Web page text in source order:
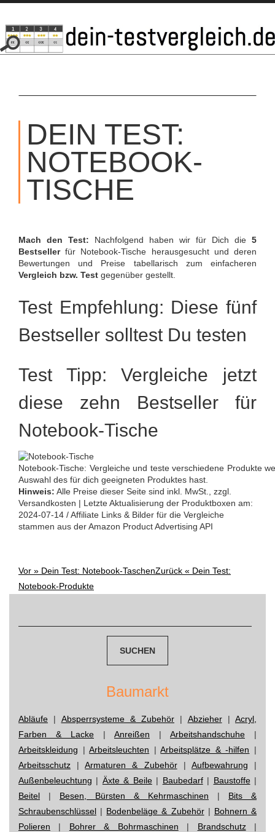
SKIP
CONTENT
DEIN TEST:
NOTEBOOK-
TISCHE
Mach den Test: Nachfolgend haben wir für Dich die 5
Bestsellerfür Notebook-Tische herausgesucht und deren
Bewertungen und Preise tabellarisch zum einfacheren
Vergleich bzw. Test gegenüber gestellt.
Test Empfehlung: Diese fünf
Bestseller solltest Du testen
Test Tipp: Vergleiche jetzt
diese zehn Bestseller für
Notebook-Tische
Notebook-Tische: Vergleiche und teste verschiedene Produkte
Auswahl des für dich geeigneten Produktes hast.
Hinweis: Alle Preise dieser Seite sind inkl. MwSt., zzgl.
Versandkosten | Letzte Aktualisierung der Produktboxen am:
2024-07-14 / Affiliate Links & Bilder für die Vergleiche
stammen aus der Amazon Product Advertising API
Post
Vor » Dein Test: Notebook-TaschenZurück « Dein Test:
Notebook-Produkte
Baumarkt
Abläufe | Absperrsysteme & Zubehör | Abzieher| Acryl,
Farben & Lacke | Anreißen | Arbeitshandschuhe |
Arbeitskleidung |Arbeitsleuchten |Arbeitsplätze & -hilfen |
Arbeitsschutz |Armaturen & Zubehör| Aufbewahrung |
Außenbeleuchtung | Äxte & Beile| Baubedarf| Baustoffe|
Beitel | Besen, Bürsten & Kehrmaschinen | Bits &
Schraubenschlüssel | Bodenbeläge & Zubehör| Bohnern &
Polieren | Bohrer & Bohrmaschinen | Brandschutz|